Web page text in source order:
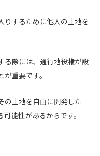
りするために他人の土地を
る際には、通行地役権が設
重要です。
の土地を自由に開発した
能性があるからです。